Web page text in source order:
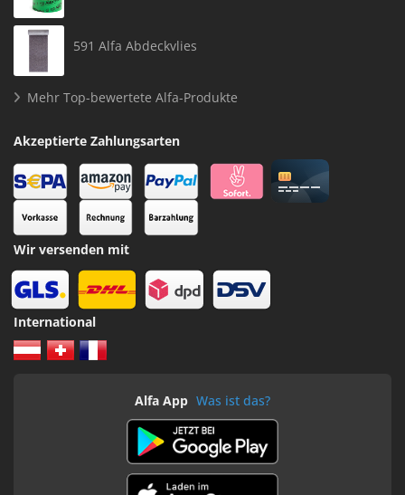
591 Alfa Abdeckvlies
Mehr Top-bewertete Alfa-Produkte
Akzeptierte Zahlungsarten
Wir versenden mit
International
Alfa App Was ist das?